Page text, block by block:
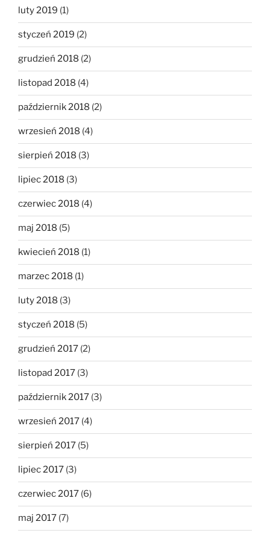
luty 2019 (1)
styczeń 2019 (2)
grudzień 2018 (2)
listopad 2018 (4)
październik 2018 (2)
wrzesień 2018 (4)
sierpień 2018 (3)
lipiec 2018 (3)
czerwiec 2018 (4)
maj 2018 (5)
kwiecień 2018 (1)
marzec 2018 (1)
luty 2018 (3)
styczeń 2018 (5)
grudzień 2017 (2)
listopad 2017 (3)
październik 2017 (3)
wrzesień 2017 (4)
sierpień 2017 (5)
lipiec 2017 (3)
czerwiec 2017 (6)
maj 2017 (7)